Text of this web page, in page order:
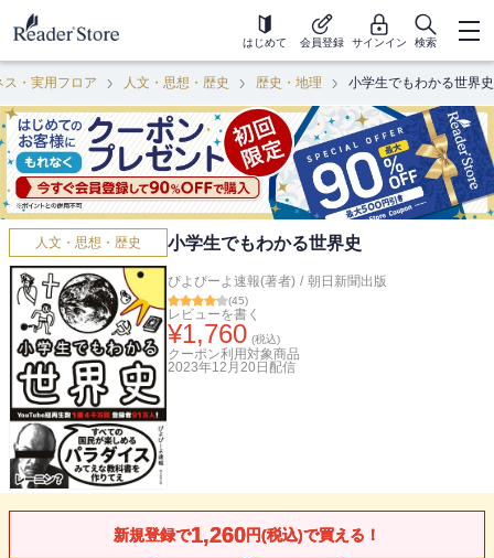
はじめて 会員登録 サインイン 検索
ス・実用フロア 人文・思想・歴史 歴史・地理 小学生でもわかる世界史
人文・思想・歴史 小学生でもわかる世界史
ぴよぴーよ速報(著者) / 朝日新聞出版
(45)
レビューを書く
¥1,760 (税込)
クーポン利用対象商品
2023年12月20日 配信
新規登録で1,260円(税込)で買える！